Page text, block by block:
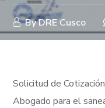
ByDRE Cusco
Solicitud de
Abogado para el